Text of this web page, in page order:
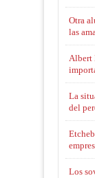
Otra
las
Albert
La
del
Los